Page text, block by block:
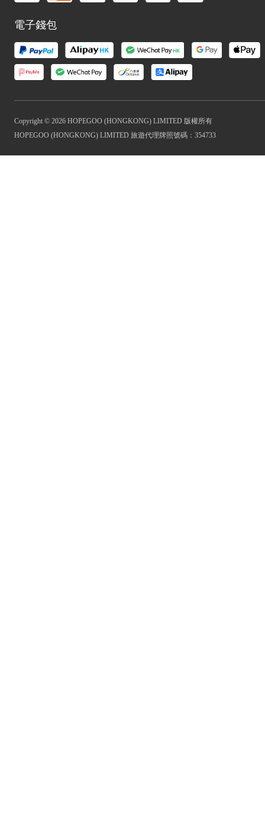
電子錢包
Copyright © 2026 HOPEGOO (HONGKONG) LIMITED 版權所有
HOPEGOO (HONGKONG) LIMITED 旅遊代理牌照號碼：354733